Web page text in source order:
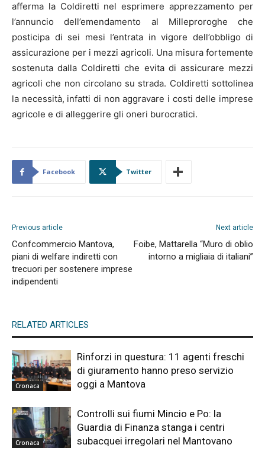
afferma la Coldiretti nel esprimere apprezzamento per
l’annuncio dell’emendamento al Milleproroghe che
posticipa di sei mesi l’entrata in vigore dell’obbligo di
assicurazione per i mezzi agricoli. Una misura fortemente
sostenuta dalla Coldiretti che evita di assicurare mezzi
agricoli che non circolano su strada. Coldiretti sottolinea
la necessità, infatti di non aggravare i costi delle imprese
agricole e di alleggerire gli oneri burocratici.
Facebook Twitter
Previous article
Confcommercio Mantova,
piani di welfare indiretti con
trecuori per sostenere imprese
indipendenti
Next article
Foibe, Mattarella “Muro di oblio
intorno a migliaia di italiani”
RELATED ARTICLES
Cronaca
Rinforzi in questura: 11 agenti freschi
di giuramento hanno preso servizio
oggi a Mantova
Cronaca
Controlli sui fiumi Mincio e Po: la
Guardia di Finanza stanga i centri
subacquei irregolari nel Mantovano